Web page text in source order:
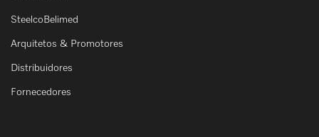
SteelcoBelimed
Arquitetos & Promotores
Distribuidores
Fornecedores